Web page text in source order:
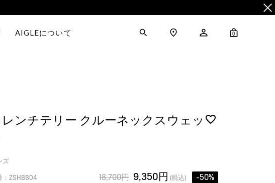
AIGLEについて 0
ンチテリー クルーネックスウェッ
ズ
：ZSHBB04 18,700円 9,350円 (税込) -50%